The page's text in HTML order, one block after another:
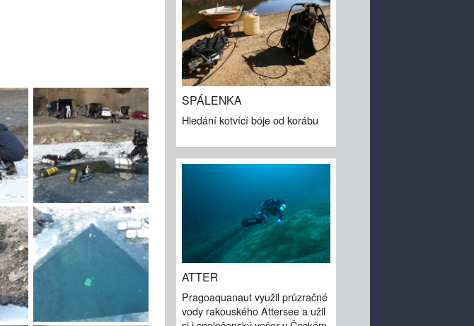
SPÁLENKA
Hledání kotvící bóje od korábu
ATTER
Pragoaquanaut využil průzračné
vody rakouského Attersee a užil